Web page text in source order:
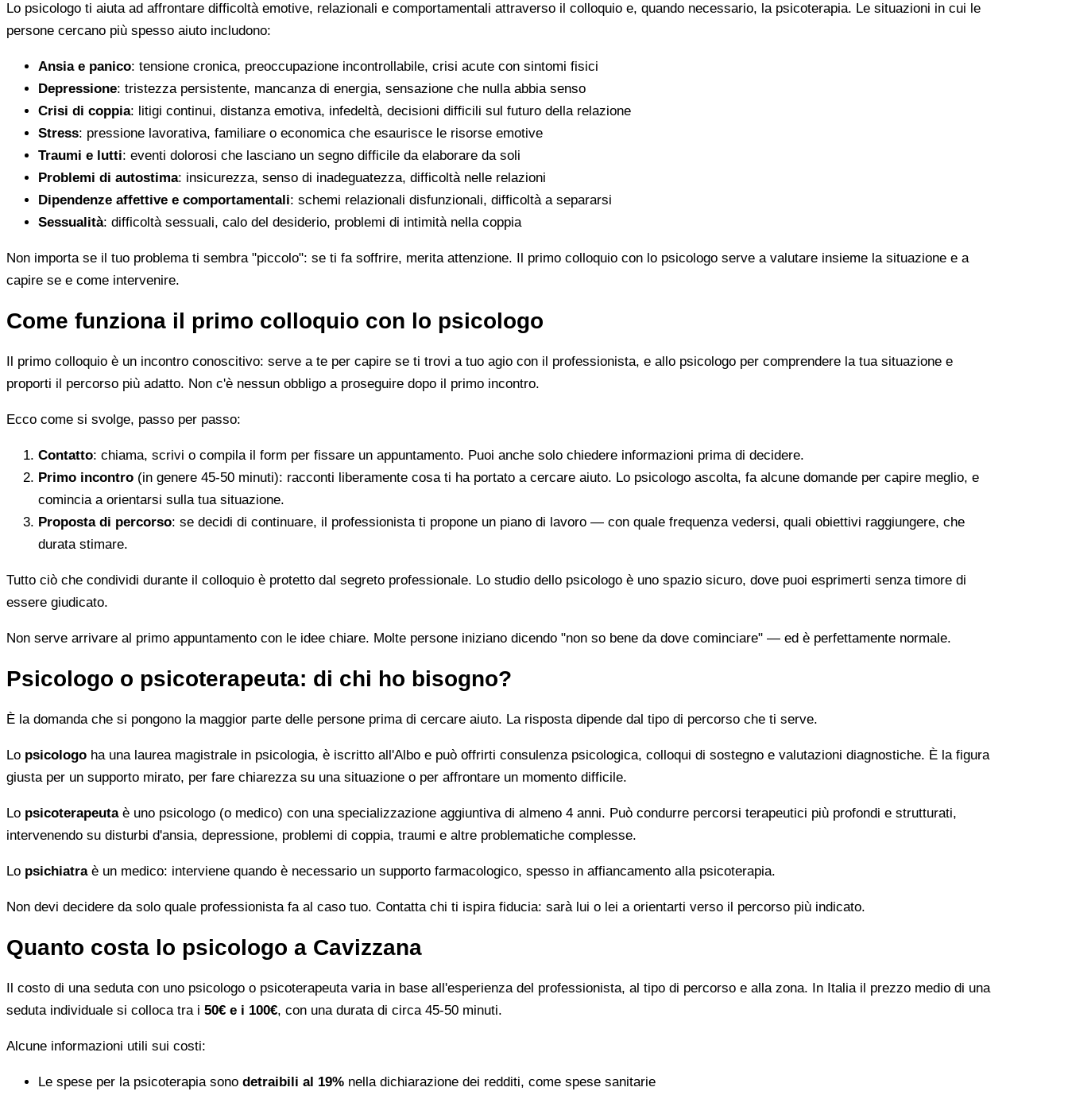
Lo psicologo ti aiuta ad affrontare difficoltà emotive, relazionali e comportamentali attraverso il colloquio e, quando necessario, la psicoterapia. Le situazioni in cui le
persone cercano più spesso aiuto includono:
Ansia e panico: tensione cronica, preoccupazione incontrollabile, crisi acute con sintomi fisici
Depressione: tristezza persistente, mancanza di energia, sensazione che nulla abbia senso
Crisi di coppia: litigi continui, distanza emotiva, infedeltà, decisioni difficili sul futuro della relazione
Stress: pressione lavorativa, familiare o economica che esaurisce le risorse emotive
Traumi e lutti: eventi dolorosi che lasciano un segno difficile da elaborare da soli
Problemi di autostima: insicurezza, senso di inadeguatezza, difficoltà nelle relazioni
Dipendenze affettive e comportamentali: schemi relazionali disfunzionali, difficoltà a separarsi
Sessualità: difficoltà sessuali, calo del desiderio, problemi di intimità nella coppia
Non importa se il tuo problema ti sembra "piccolo": se ti fa soffrire, merita attenzione. Il primo colloquio con lo psicologo serve a valutare insieme la situazione e a
capire se e come intervenire.
Come funziona il primo colloquio con lo psicologo
Il primo colloquio è un incontro conoscitivo: serve a te per capire se ti trovi a tuo agio con il professionista, e allo psicologo per comprendere la tua situazione e
proporti il percorso più adatto. Non c'è nessun obbligo a proseguire dopo il primo incontro.
Ecco come si svolge, passo per passo:
Contatto: chiama, scrivi o compila il form per fissare un appuntamento. Puoi anche solo chiedere informazioni prima di decidere.
Primo incontro (in genere 45-50 minuti): racconti liberamente cosa ti ha portato a cercare aiuto. Lo psicologo ascolta, fa alcune domande per capire meglio, e
comincia a orientarsi sulla tua situazione.
Proposta di percorso: se decidi di continuare, il professionista ti propone un piano di lavoro — con quale frequenza vedersi, quali obiettivi raggiungere, che
durata stimare.
Tutto ciò che condividi durante il colloquio è protetto dal segreto professionale. Lo studio dello psicologo è uno spazio sicuro, dove puoi esprimerti senza timore di
essere giudicato.
Non serve arrivare al primo appuntamento con le idee chiare. Molte persone iniziano dicendo "non so bene da dove cominciare" — ed è perfettamente normale.
Psicologo o psicoterapeuta: di chi ho bisogno?
È la domanda che si pongono la maggior parte delle persone prima di cercare aiuto. La risposta dipende dal tipo di percorso che ti serve.
Lo psicologo ha una laurea magistrale in psicologia, è iscritto all'Albo e può offrirti consulenza psicologica, colloqui di sostegno e valutazioni diagnostiche. È la figura
giusta per un supporto mirato, per fare chiarezza su una situazione o per affrontare un momento difficile.
Lo psicoterapeutaè uno psicologo (o medico) con una specializzazione aggiuntiva di almeno 4 anni. Può condurre percorsi terapeutici più profondi e strutturati,
intervenendo su disturbi d'ansia, depressione, problemi di coppia, traumi e altre problematiche complesse.
Lo psichiatraè un medico: interviene quando è necessario un supporto farmacologico, spesso in affiancamento alla psicoterapia.
Non devi decidere da solo quale professionista fa al caso tuo. Contatta chi ti ispira fiducia: sarà lui o lei a orientarti verso il percorso più indicato.
Quanto costa lo psicologo a Cavizzana
Il costo di una seduta con uno psicologo o psicoterapeuta varia in base all'esperienza del professionista, al tipo di percorso e alla zona. In Italia il prezzo medio di una
seduta individuale si colloca tra i 50€ e i 100€, con una durata di circa 45-50 minuti.
Alcune informazioni utili sui costi:
Le spese per la psicoterapia sono detraibili al 19% nella dichiarazione dei redditi, come spese sanitarie